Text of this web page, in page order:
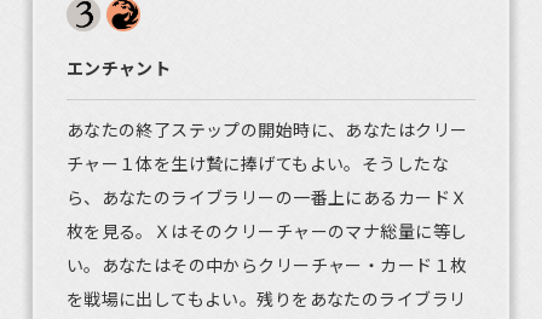
エンチャント
あなたの終了ステップの開始時に、あなたはクリー
チャー１体を生け贄に捧げてもよい。そうしたな
ら、あなたのライブラリーの一番上にあるカードＸ
枚を見る。Ｘはそのクリーチャーのマナ総量に等し
い。あなたはその中からクリーチャー・カード１枚
を戦場に出してもよい。残りをあなたのライブラリ